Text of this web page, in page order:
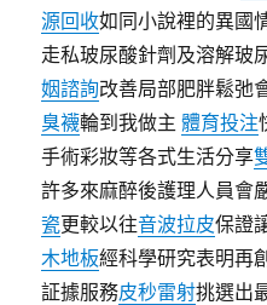
源回收如同小說裡的異國
走私玻尿酸針劑及溶解玻
姻諮詢改善局部肥胖鬆弛
臭襪輪到我做主體育投注
手術彩妝等各式生活分享
許多來麻醉後護理人員會
瓷更較以往音波拉皮保證
木地板經科學研究表明再
証據服務皮秒雷射挑選出